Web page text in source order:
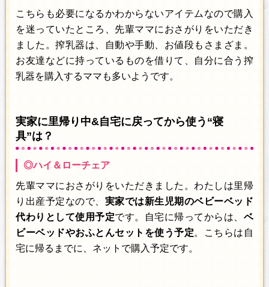
こちらも必要になるかわからないアイテムなので購入
を迷っていたところ、先輩ママにおさがりをいただき
ました。搾乳器は、自動や手動、お値段もさまざま。
お友達などに持っているものを借りて、自分に合う搾
乳器を購入するママも多いようです。
実家に里帰り中&自宅に戻ってから使う“寝
具”は？
◎ハイ＆ローチェア
先輩ママにおさがりをいただきました。わたしは里帰
り出産予定なので、 実家では新生児期のベビーベッド
代わりとして使用予定です。自宅に帰ってからは、ベ
ビーベッドやおふとんセットを使う予定。こちらは自
宅に帰るまでに、ネットで購入予定です。